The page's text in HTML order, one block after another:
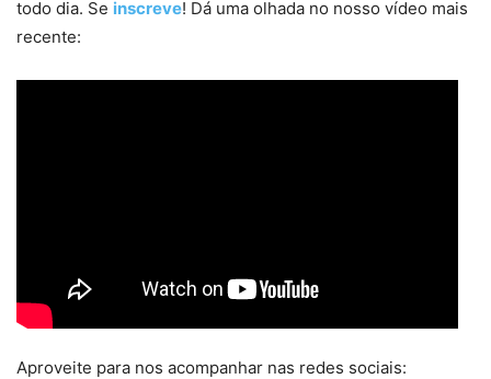
todo dia. Se inscreve! Dá uma olhada no nosso vídeo mais
recente:
Aproveite para nos acompanhar nas redes sociais: